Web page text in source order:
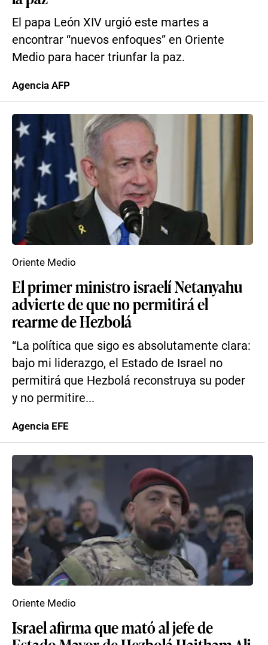
El papa León XIV urgió este martes a
encontrar “nuevos enfoques” en Oriente
Medio para hacer triunfar la paz.
Agencia AFP
El primer ministro israelí Netanyahu
advierte de que no permitirá el
rearme de Hezbolá
“La política que sigo es absolutamente clara:
bajo mi liderazgo, el Estado de Israel no
permitirá que Hezbolá reconstruya su poder
y no permitire...
Oriente Medio
Agencia EFE
Israel afirma que mató al jefe de
Oriente Medio